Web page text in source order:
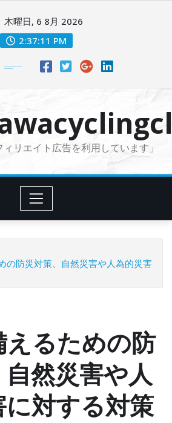
木曜日, 6 8月 2026
2:37:12 PM
リエイト広告を利用しています」
の防災対策、自然災害や人為的災害
えるための防
然災害や人
対する対策